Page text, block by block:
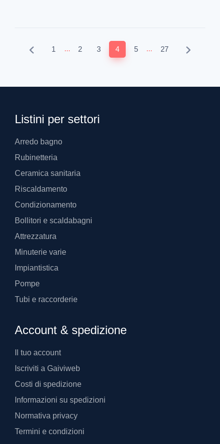
Listini per settori
Arredo bagno
Rubinetteria
Ceramica sanitaria
Riscaldamento
Condizionamento
Bollitori e scaldabagni
Attrezzatura
Minuterie varie
Impiantistica
Pompe
Tubi e raccorderie
Account & spedizione
Il tuo account
Iscriviti a Gaiviweb
Costi di spedizione
Informazioni su spedizioni
Normativa privacy
Termini e condizioni